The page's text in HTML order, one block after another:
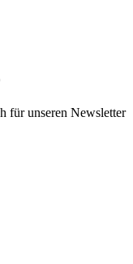
für unseren Newsletter